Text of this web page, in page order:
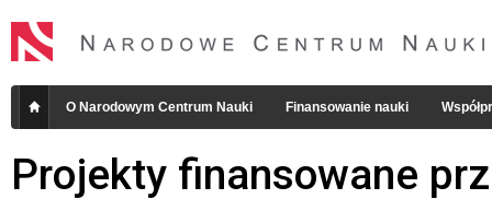
O Narodowym Centrum Nauki Finansowanie nauki
Projekty finansowane